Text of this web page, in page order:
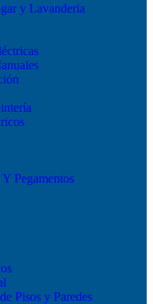
y Lavanderia
Pegamentos
Pisos y Paredes